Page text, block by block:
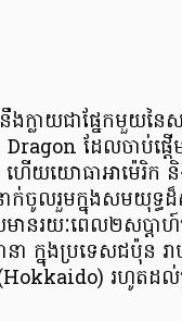
លាយជាផ្នែកមួយនៃស
ដែលចាប់ផ្តើ
ហើយយោធាអាម៉េរិក
ចូលរួមក្នុងសមយុទ្ធ
មានរយៈពេល២សប្តាហ៍
ា ក្នុងប្រទេសជប៉ុន រា
រហូតដល់